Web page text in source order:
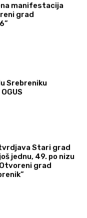
manifestacija
grad
Srebreniku
Stari grad
jednu, 49. po nizu
grad